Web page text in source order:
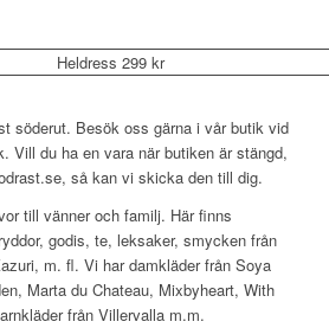
Heldress 299 kr
söderut. Besök oss gärna i vår butik vid
Vill du ha en vara när butiken är stängd,
så kan vi skicka den till dig.
till vänner och familj. Här finns
godis, te, leksaker, smycken från
m. fl. Vi har damkläder från Soya
Marta du Chateau, Mixbyheart, With
från Villervalla m.m.